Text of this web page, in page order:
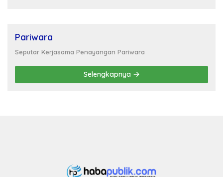
Pariwara
Seputar Kerjasama Penayangan Pariwara
Selengkapnya